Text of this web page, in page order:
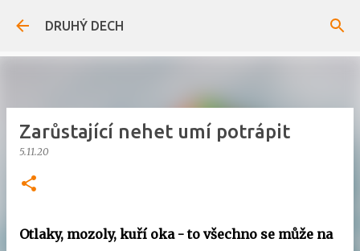
Přeskočit na hlavní obsah
DRUHÝ DECH
Zarůstající nehet umí potrápit
5.11.20
Otlaky, mozoly, kuří oka - to všechno se může na